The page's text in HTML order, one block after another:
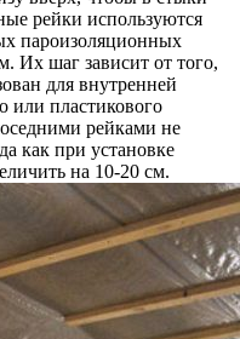
рейки используются
пароизоляционных
Их шаг зависит от того,
для внутренней
или пластикового
рейками не
как при установке
на 10-20 см.